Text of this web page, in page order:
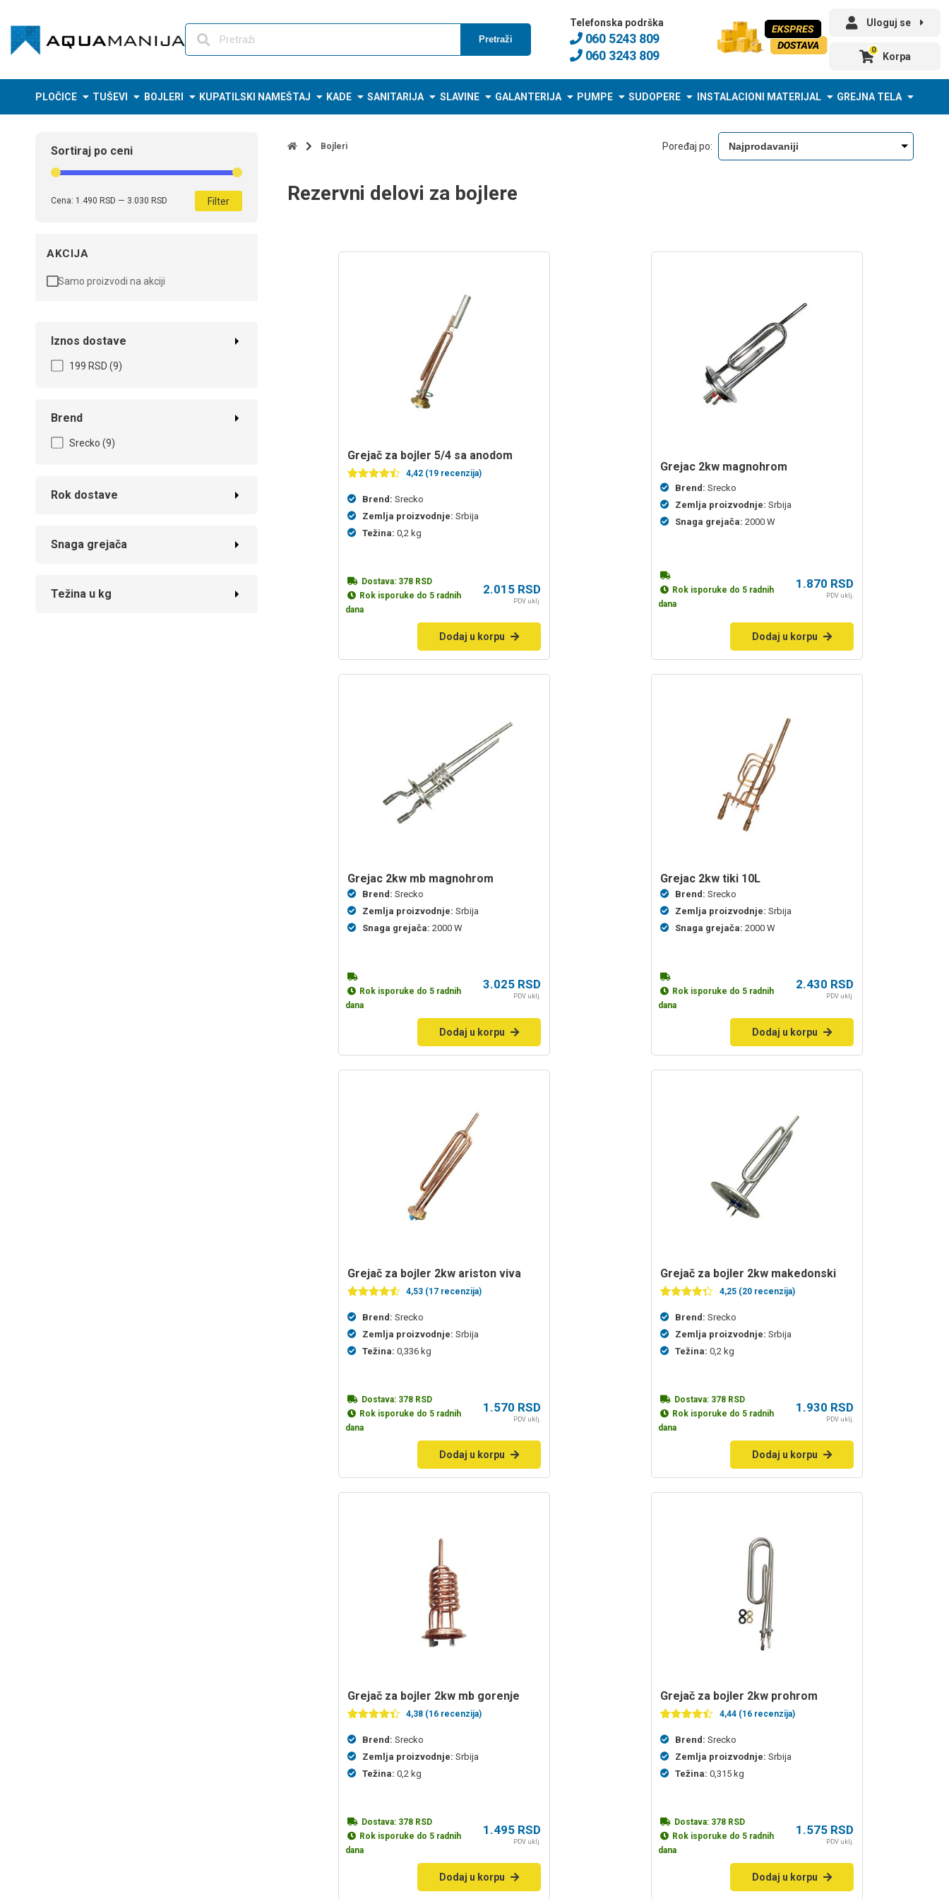
content
Pretraži
Telefonska podrška
060 5243 809
060 3243 809
Uloguj se
0
Korpa
PLOČICE TUŠEVI BOJLERI KUPATILSKI NAMEŠTAJ KADE SANITARIJA SLAVINE GALANTERIJA PUMPE SUDOPERE INSTALACIONI MATERIJAL GREJNA TELA
Sortiraj po ceni
Filter
Cena: 1.490 RSD — 3.030 RSD
AKCIJA
Samo proizvodi na akciji
Iznos dostave
199 RSD (9)
Brend
Srecko (9)
Rok dostave
Snaga grejača
Težina u kg
Bojleri Poređaj po:
Rezervni delovi za bojlere
grejač za bojler 5/4 sa anodom
4.42od 5
osnovu
ocena
kupaca
4,42 (19 recenzija)
Brend: Srecko
Zemlja proizvodnje: Srbija
Težina: 0,2 kg
Dostava: 378 RSD
Rok isporuke do 5 radnih
dana
2.015 RSD
PDV uklj.
Dodaj u korpu
grejac 2kw magnohrom
Brend: Srecko
Zemlja proizvodnje: Srbija
Snaga grejača: 2000 W
Rok isporuke do 5 radnih
dana
1.870 RSD
PDV uklj.
Dodaj u korpu
grejac 2kw mb magnohrom
Brend: Srecko
Zemlja proizvodnje: Srbija
Snaga grejača: 2000 W
Rok isporuke do 5 radnih
dana
3.025 RSD
PDV uklj.
Dodaj u korpu
grejac 2kw tiki 10L
Brend: Srecko
Zemlja proizvodnje: Srbija
Snaga grejača: 2000 W
Rok isporuke do 5 radnih
dana
2.430 RSD
PDV uklj.
Dodaj u korpu
grejač za bojler 2kw ariston viva
4.53od 5
osnovu
ocena
kupaca
4,53 (17 recenzija)
Brend: Srecko
Zemlja proizvodnje: Srbija
Težina: 0,336 kg
Dostava: 378 RSD
Rok isporuke do 5 radnih
dana
1.570 RSD
PDV uklj.
Dodaj u korpu
grejač za bojler 2kw makedonski
4.25od 5
osnovu
ocena
kupaca
4,25 (20 recenzija)
Brend: Srecko
Zemlja proizvodnje: Srbija
Težina: 0,2 kg
Dostava: 378 RSD
Rok isporuke do 5 radnih
dana
1.930 RSD
PDV uklj.
Dodaj u korpu
grejač za bojler 2kw mb gorenje
4.38od 5
osnovu
ocena
kupaca
4,38 (16 recenzija)
Brend: Srecko
Zemlja proizvodnje: Srbija
Težina: 0,2 kg
Dostava: 378 RSD
Rok isporuke do 5 radnih
dana
1.495 RSD
PDV uklj.
Dodaj u korpu
grejač za bojler 2kw prohrom
4.44od 5
osnovu
ocena
kupaca
4,44 (16 recenzija)
Brend: Srecko
Zemlja proizvodnje: Srbija
Težina: 0,315 kg
Dostava: 378 RSD
Rok isporuke do 5 radnih
dana
1.575 RSD
PDV uklj.
Dodaj u korpu